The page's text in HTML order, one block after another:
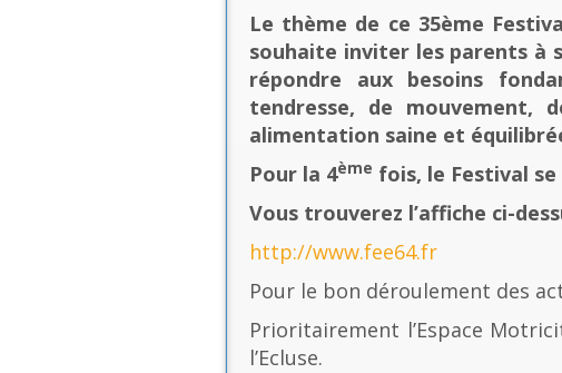
Le thème de ce 35ème
souhaite inviter les parents à
répondre aux besoins
tendresse, de mouvement,
alimentation saine et
Pour la 4ème fois, le Festival
Vous trouverez l’affiche ci-
http://www.fee64.fr
Pour le bon déroulement des
Prioritairement l’Espace
l’Ecluse.